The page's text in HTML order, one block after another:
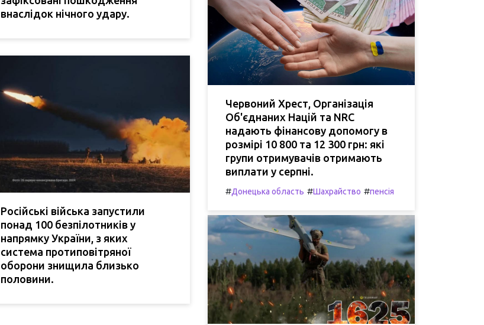
внаслідок нічного удару.
Російські війська запустили
понад 100 безпілотників у
напрямку України, з яких
система протиповітряної
оборони знищила близько
половини.
Червоний Хрест, Організація
Об'єднаних Націй та NRC
надають фінансову допомогу в
розмірі 10 800 та 12 300 грн: які
групи отримувачів отримають
виплати у серпні.
#Донецька область #Шахрайство #пенсія